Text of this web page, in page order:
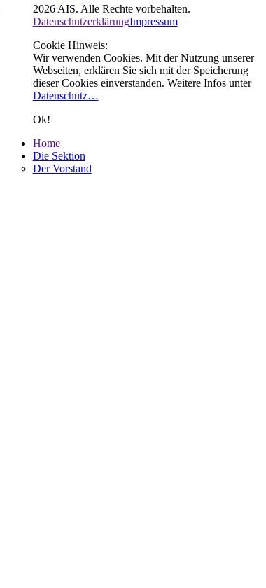
2026 AIS. Alle Rechte vorbehalten.
DatenschutzerklärungImpressum
Cookie Hinweis:
Wir verwenden Cookies. Mit der Nutzung unserer
Webseiten, erklären Sie sich mit der Speicherung
dieser Cookies einverstanden. Weitere Infos unter
Datenschutz…
Ok!
Home
Die Sektion
Der Vorstand